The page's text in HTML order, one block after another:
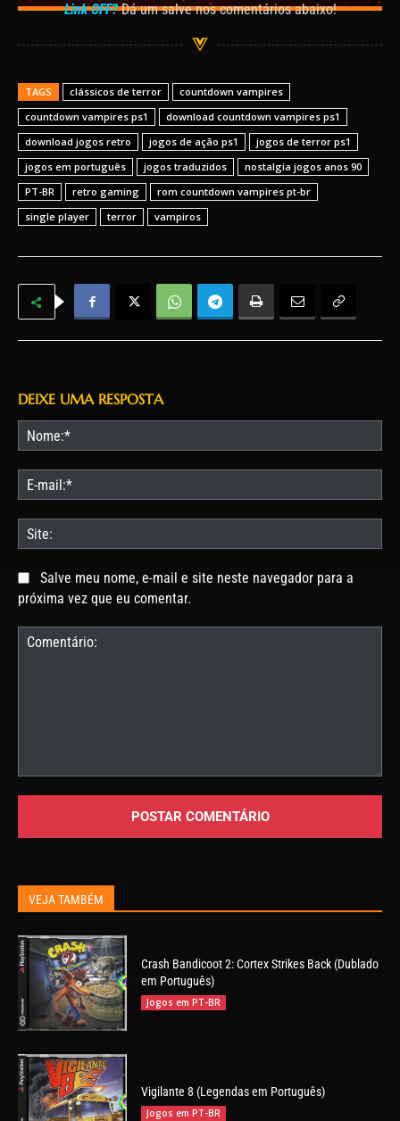
Link OFF?Dá um salve nos comentários abaixo!
TAGS clássicos de terror
countdown vampires
countdown vampires ps1
download countdown vampires ps1
download jogos retro
jogos de ação ps1
jogos de terror ps1
jogos em português
jogos traduzidos
nostalgia jogos anos 90
PT-BR
retro gaming
rom countdown vampires pt-br
single player
terror vampiros
DEIXE UMA RESPOSTA
Salve meu nome, e-mail e site neste navegador para a
próxima vez que eu comentar.
VEJA TAMBÉM
Crash Bandicoot 2: Cortex Strikes Back (Dublado
em Português)
Jogos em PT-BR
Vigilante 8 (Legendas em Português)
Jogos em PT-BR